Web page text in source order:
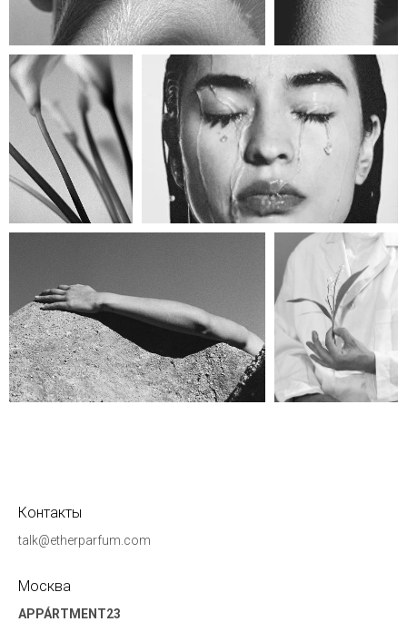
Контакты
talk@etherparfum.com
Москва
APPÁRTMENT23